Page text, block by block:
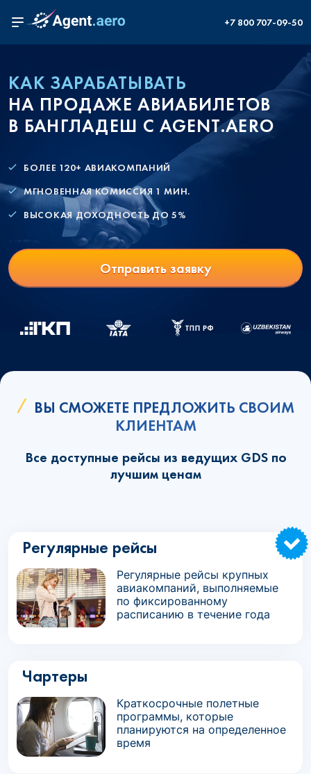
+7 800 707-09-50
КАК ЗАРАБАТЫВАТЬ
НА ПРОДАЖЕ АВИАБИЛЕТОВ
В БАНГЛАДЕШ С AGENT.AERO
БОЛЕЕ 120+ АВИАКОМПАНИЙ
МГНОВЕННАЯ КОМИССИЯ 1 МИН.
ВЫСОКАЯ ДОХОДНОСТЬ ДО 5%
Отправить заявку
ВЫ СМОЖЕТЕ ПРЕДЛОЖИТЬ СВОИМ
КЛИЕНТАМ
Все доступные рейсы из ведущих GDS по
лучшим ценам
Регулярные рейсы
Регулярные рейсы крупных
авиакомпаний, выполняемые
по фиксированному
расписанию в течение года
Чартеры
Краткосрочные полетные
программы, которые
планируются на определенное
время